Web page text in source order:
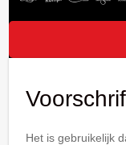
Het is gebruikelijk